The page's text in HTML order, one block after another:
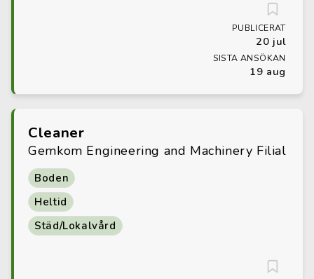
PUBLICERAT
20 jul
SISTA ANSÖKAN
19 aug
Cleaner
Gemkom Engineering and Machinery Filial
Boden
Heltid
Städ/Lokalvård